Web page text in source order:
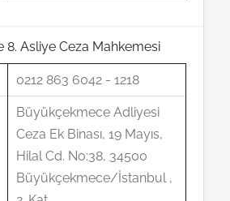
Asliye Ceza Mahkemesi
0212 863 6042 - 1218
Büyükçekmece Adliyesi
Ceza Ek Binası, 19 Mayıs,
Hilal Cd. No:38, 34500
Büyükçekmece/İstanbul ,